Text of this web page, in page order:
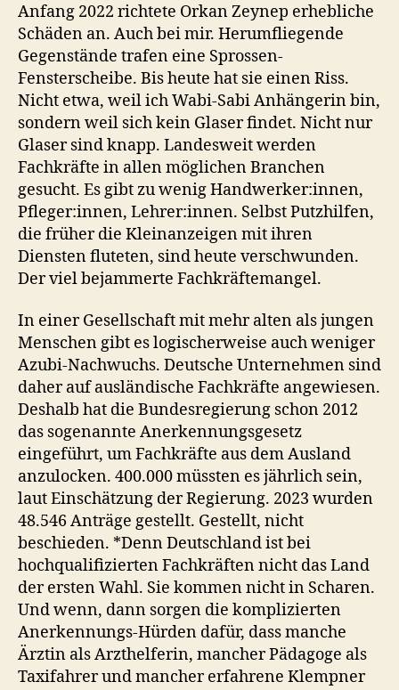
Anfang 2022 richtete Orkan Zeynep erhebliche
Schäden an. Auch bei mir. Herumfliegende
Gegenstände trafen eine Sprossen-
Fensterscheibe. Bis heute hat sie einen Riss.
Nicht etwa, weil ich Wabi-Sabi Anhängerin bin,
sondern weil sich kein Glaser findet. Nicht nur
Glaser sind knapp. Landesweit werden
Fachkräfte in allen möglichen Branchen
gesucht. Es gibt zu wenig Handwerker:innen,
Pfleger:innen, Lehrer:innen. Selbst Putzhilfen,
die früher die Kleinanzeigen mit ihren
Diensten fluteten, sind heute verschwunden.
Der viel bejammerte Fachkräftemangel.
In einer Gesellschaft mit mehr alten als jungen
Menschen gibt es logischerweise auch weniger
Azubi-Nachwuchs. Deutsche Unternehmen sind
daher auf ausländische Fachkräfte angewiesen.
Deshalb hat die Bundesregierung schon 2012
das sogenannte Anerkennungsgesetz
eingeführt, um Fachkräfte aus dem Ausland
anzulocken. 400.000 müssten es jährlich sein,
laut Einschätzung der Regierung. 2023 wurden
48.546 Anträge gestellt. Gestellt, nicht
beschieden. *Denn Deutschland ist bei
hochqualifizierten Fachkräften nicht das Land
der ersten Wahl. Sie kommen nicht in Scharen.
Und wenn, dann sorgen die komplizierten
Anerkennungs-Hürden dafür, dass manche
Ärztin als Arzthelferin, mancher Pädagoge als
Taxifahrer und mancher erfahrene Klempner